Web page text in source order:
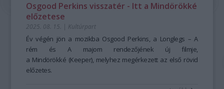
Osgood Perkins visszatér - Itt a Mindörökké
előzetese
2025. 08. 15. | Kultúrpart
Év végén jön a mozikba Osgood Perkins, a Longlegs – A
rém
és A majom
rendezőjének új filmje,
a Mindörökké (Keeper), melyhez megérkezett az első rövid
előzetes.